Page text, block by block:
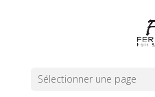
Sélectionner une page